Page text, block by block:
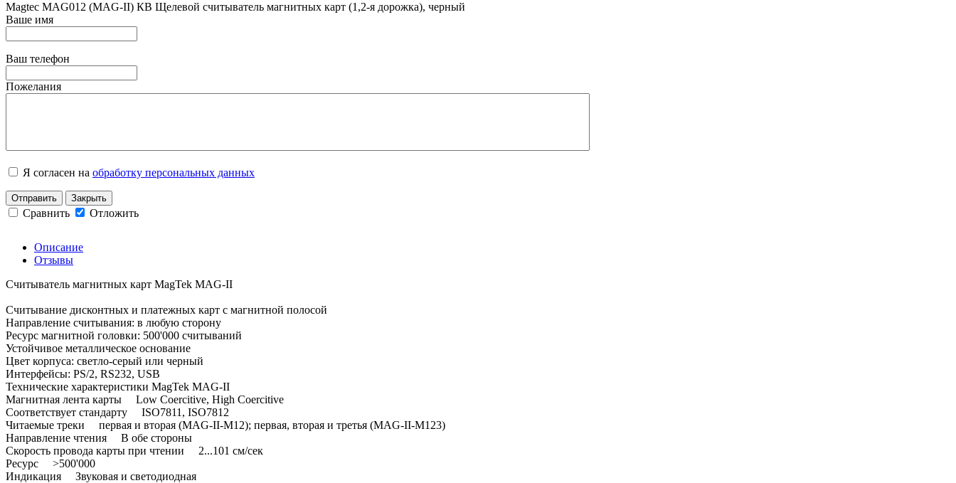
Magtec MAG012 (MAG-II) КВ Щелевой считыватель магнитных карт (1,2-я дорожка), черный
Ваше имя
Ваш телефон
Пожелания
Я согласен на обработку персональных данных
Отправить Закрыть
Сравнить Отложить
Описание
Отзывы
Считыватель магнитных карт MagTek MAG-II
Считывание дисконтных и платежных карт с магнитной полосой
Направление считывания: в любую сторону
Ресурс магнитной головки: 500'000 считываний
Устойчивое металлическое основание
Цвет корпуса: светло-серый или черный
Интерфейсы: PS/2, RS232, USB
Технические характеристики MagTek MAG-II
Магнитная лента карты Low Сoercitive, High Сoercitive
Cоответствует стандарту ISO7811, ISO7812
Читаемые треки первая и вторая (MAG-II-M12); первая, вторая и третья (MAG-II-M123)
Направление чтения В обе стороны
Скорость провода карты при чтении 2...101 см/сек
Ресурс >500'000
Индикация Звуковая и светодиодная